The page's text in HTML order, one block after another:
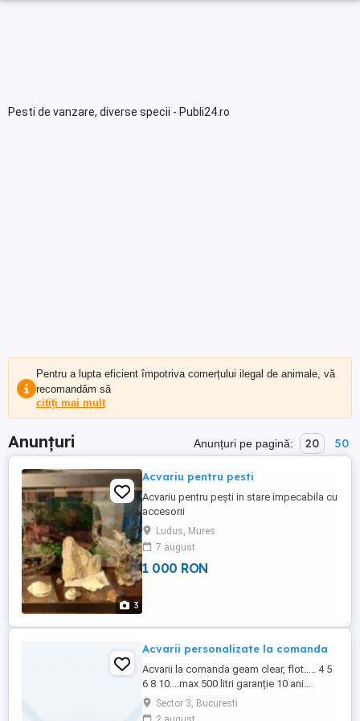
Pesti de vanzare, diverse specii - Publi24.ro
Pentru a lupta eficient împotriva comerțului ilegal de animale, vă
recomandăm să
citiți mai mult
Anunțuri Anunțuri pe pagină: 20 50
3
Acvariu pentru pesti
Acvariu pentru pești in stare impecabila cu
accesorii
Ludus, Mures
7 august
1 000 RON
Acvarii personalizate la comanda
Acvarii la comanda geam clear, flot..... 4 5
6 8 10....max 500 litri garanție 10 ani...
Plante pești mentenanță, factura 30 ani
experienta......
Sector 3, Bucuresti